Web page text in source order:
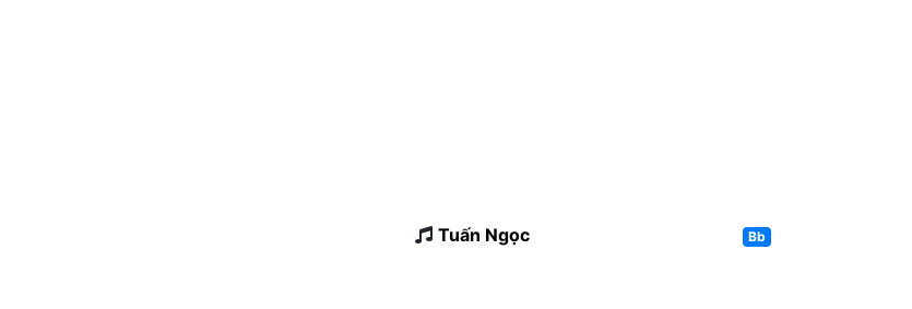
Tuấn Ngọc Bb